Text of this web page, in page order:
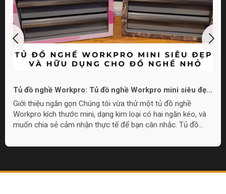
Tủ đồ nghề Workpro: Tủ đồ nghề Workpro mini siêu đẹp
và hữu dụng cho đồ nghề nhỏ
Giới thiệu ngắn gọn Chúng tôi vừa thử một tủ đồ nghề
Workpro kích thước mini, dạng kim loại có hai ngăn kéo, và
muốn chia sẻ cảm nhận thực tế để bạn cân nhắc. Tủ đồ
nghề nhỏ gọn, làm quà tặng, hoặc đặt trong góc làm việc khi